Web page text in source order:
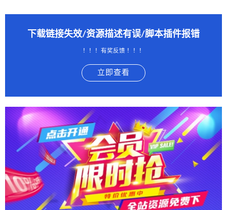
下载链接失效/资源描述有误/脚本插件报错
！！！有奖反馈 ！！！
立即查看